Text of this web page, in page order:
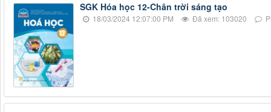
SGK Hóa học 12-Chân trời sáng tạo
18/03/2024 12:07:00 PM Đã xem: 103020